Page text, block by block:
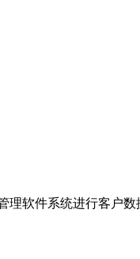
软件系统进行客户数